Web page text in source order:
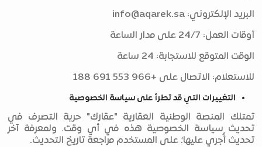
البريد الإلكتروني: info@aqarek.sa
أوقات العمل: 24/7 على مدار الساعة
الوقت المتوقع للاستجابة: 24 ساعة
للاستعلام: الاتصال على +966 553 691 188
التغييرات التي قد تطرأ على سياسة الخصوصية
تمتلك المنصة الوطنية العقارية "عقارك" حرية التصرف في
تحديث سياسة الخصوصية هذه في أي وقت. ولمعرفة آخر
تحديث أُجري عليها؛ على المستخدم مراجعة تاريخ التحديث.